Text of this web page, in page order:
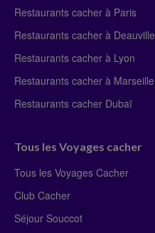
Restaurants cacher à Paris
Restaurants cacher à Deauville
Restaurants cacher à Lyon
Restaurants cacher à Marseille
Restaurants cacher Dubaï
Tous les Voyages cacher
Tous les Voyages Cacher
Club Cacher
Séjour Souccot